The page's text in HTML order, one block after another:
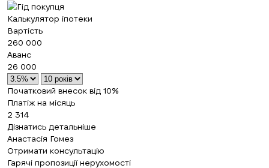
Калькулятор іпотеки
Вартість
260 000
Аванс
26 000
Початковий внесок від 10%
Платіж на місяць
2 314
Дізнатись детальніше
Анастасія Гомез
Отримати консультацію
Гарячі пропозиції нерухомості